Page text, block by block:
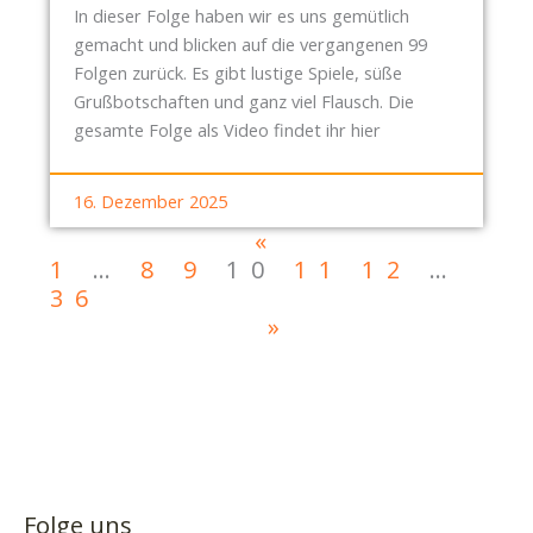
In dieser Folge haben wir es uns gemütlich
gemacht und blicken auf die vergangenen 99
Folgen zurück. Es gibt lustige Spiele, süße
Grußbotschaften und ganz viel Flausch. Die
gesamte Folge als Video findet ihr hier
16. Dezember 2025
«
1
… 8 9 10 11 12
…
36
»
Folge uns